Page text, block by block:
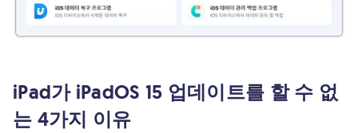
iPad가 iPadOS 15 업데이트를 할 수 없
는 4가지 이유